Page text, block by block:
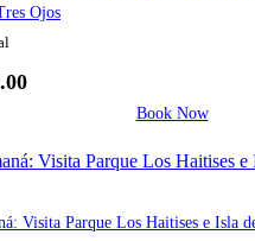
Ojos
Book Now
Visita Parque Los Haitises e Isla